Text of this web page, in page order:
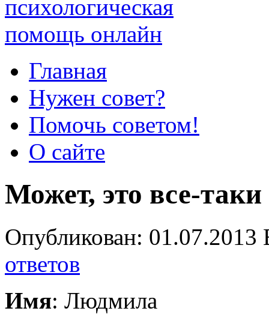
Главная
Нужен совет?
Помочь советом!
О сайте
Может, это все-
Опубликован:
ответов
Имя: Людмила